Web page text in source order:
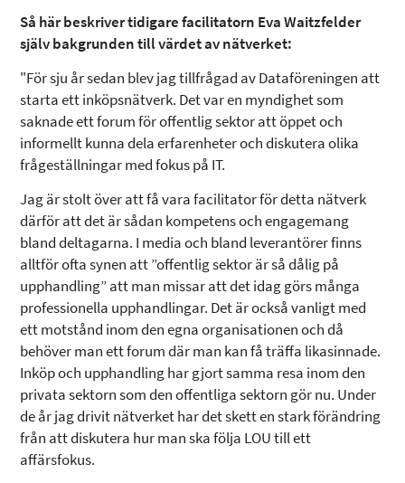
Så här beskriver tidigare facilitatorn Eva Waitzfelder
själv bakgrunden till värdet av nätverket:
"För sju år sedan blev jag tillfrågad av Dataföreningen att
starta ett inköpsnätverk. Det var en myndighet som
saknade ett forum för offentlig sektor att öppet och
informellt kunna dela erfarenheter och diskutera olika
frågeställningar med fokus på IT.
Jag är stolt över att få vara facilitator för detta nätverk
därför att det är sådan kompetens och engagemang
bland deltagarna. I media och bland leverantörer finns
alltför ofta synen att ”offentlig sektor är så dålig på
upphandling” att man missar att det idag görs många
professionella upphandlingar. Det är också vanligt med
ett motstånd inom den egna organisationen och då
behöver man ett forum där man kan få träffa likasinnade.
Inköp och upphandling har gjort samma resa inom den
privata sektorn som den offentliga sektorn gör nu. Under
de år jag drivit nätverket har det skett en stark förändring
från att diskutera hur man ska följa LOU till ett
affärsfokus.